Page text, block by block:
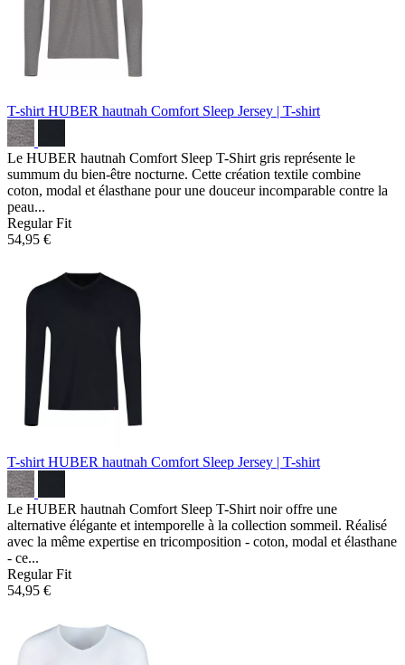
T-shirt HUBER hautnah Comfort Sleep Jersey | T-shirt
Le HUBER hautnah Comfort Sleep T-Shirt gris représente le
summum du bien-être nocturne. Cette création textile combine
coton, modal et élasthane pour une douceur incomparable contre la
peau...
Regular Fit
54,95 €
T-shirt HUBER hautnah Comfort Sleep Jersey | T-shirt
Le HUBER hautnah Comfort Sleep T-Shirt noir offre une
alternative élégante et intemporelle à la collection sommeil. Réalisé
avec la même expertise en tricomposition - coton, modal et élasthane
- ce...
Regular Fit
54,95 €